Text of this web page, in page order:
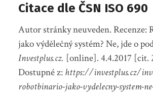
Citace dle ČSN ISO 690
Autor stránky neuveden. Recenze:
jako výdělečný systém? Ne, jde o
Investplus.cz. [online]. 4.4.2017
Dostupné z: https://investplus.cz/
robotbinario-jako-vydelecny-system-